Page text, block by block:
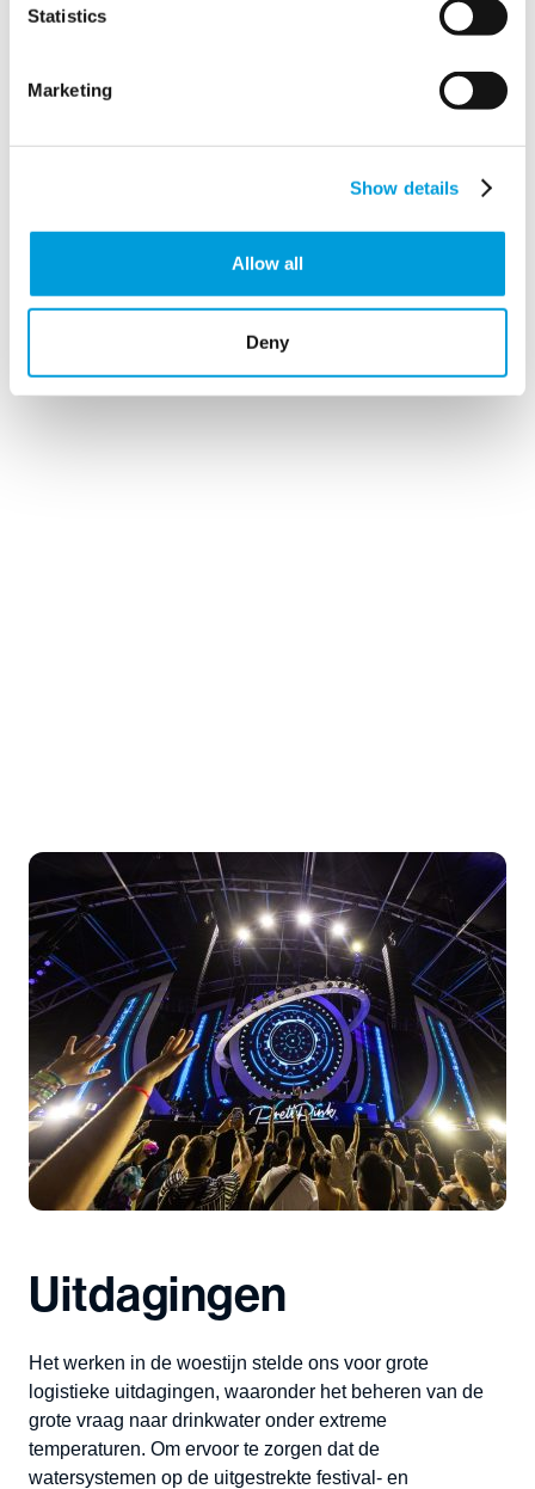
Statistics
Marketing
Show details
Allow all
Deny
Uitdagingen
Het werken in de woestijn stelde ons voor grote
logistieke uitdagingen, waaronder het beheren van de
grote vraag naar drinkwater onder extreme
temperaturen. Om ervoor te zorgen dat de
watersystemen op de uitgestrekte festival- en